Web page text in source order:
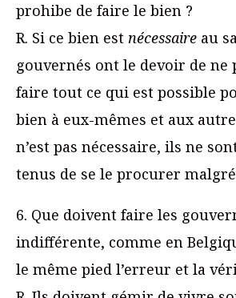
prohibe de faire le bien ?
R. Si ce bien est nécessaire au
gouvernés ont le devoir de ne
faire tout ce qui est possible
bien à eux-mêmes et aux
n’est pas nécessaire, ils ne
tenus de se le procurer
6. Que doivent faire les
indifférente, comme en
le même pied l’erreur et la